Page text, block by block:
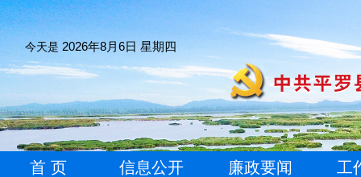
今天是 2026年8月6日 星期四
首 页 信息公开 廉政要闻 工